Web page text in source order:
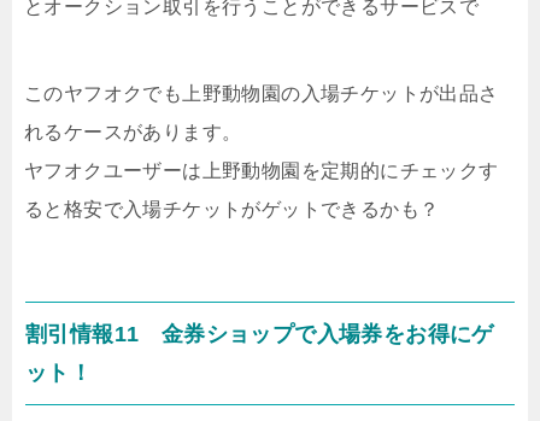
とオークション取引を行うことができるサービスで
このヤフオクでも上野動物園の入場チケットが出品さ
れるケースがあります。
ヤフオクユーザーは上野動物園を定期的にチェックす
ると格安で入場チケットがゲットできるかも？
割引情報11 金券ショップで入場券をお得にゲ
ット！